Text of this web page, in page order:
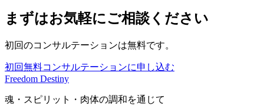
まずはお気軽にご相談ください
初回のコンサルテーションは無料です。
初回無料コンサルテーションに申し込む
Freedom Destiny
魂・スピリット・肉体の調和を通じて